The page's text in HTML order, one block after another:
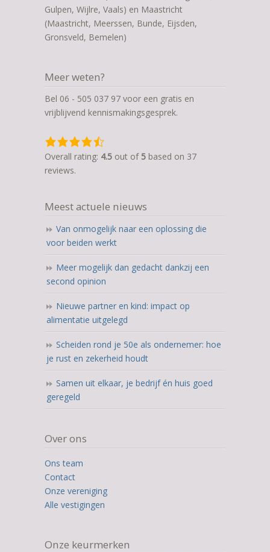
Gulpen, Wijlre, Vaals) en Maastricht
(Maastricht, Meerssen, Bunde, Eijsden,
Gronsveld, Bemelen)
Meer weten?
Bel 06 - 505 037 97 voor een gratis en
vrijblijvend kennismakingsgesprek.
4,5
rating
based
ratings
Overall rating: 4.5 out of 5 based on 37
reviews.
Meest actuele nieuws
Van onmogelijk naar een oplossing die
voor beiden werkt
Meer mogelijk dan gedacht dankzij een
second opinion
Nieuwe partner en kind: impact op
alimentatie uitgelegd
Scheiden rond je 50e als ondernemer: hoe
je rust en zekerheid houdt
Samen uit elkaar, je bedrijf én huis goed
geregeld
Over ons
Ons team
Contact
Onze vereniging
Alle vestigingen
Onze keurmerken